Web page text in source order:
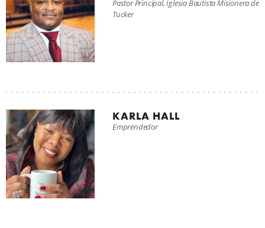
Pastor Principal, Iglesia Bautista Misionera de
Tucker
KARLA HALL
Emprendedor